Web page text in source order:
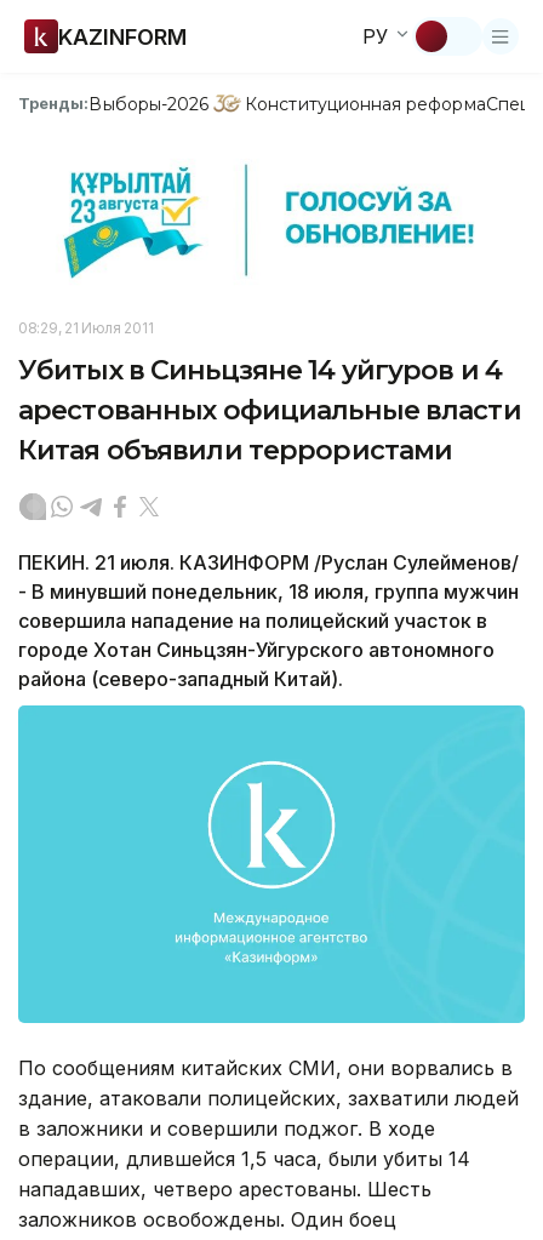
KAZINFORM РУ
Тренды:Выборы-2026 Конституционная реформа
08:29, 21 Июля 2011
Убитых в Синьцзяне 14 уйгуров и 4
арестованных официальные власти
Китая объявили террористами
ПЕКИН. 21 июля. КАЗИНФОРМ /Руслан Сулейменов/
- В минувший понедельник, 18 июля, группа мужчин
совершила нападение на полицейский участок в
городе Хотан Синьцзян-Уйгурского автономного
района (северо-западный Китай).
По сообщениям китайских СМИ, они ворвались в
здание, атаковали полицейских, захватили людей
в заложники и совершили поджог. В ходе
операции, длившейся 1,5 часа, были убиты 14
нападавших, четверо арестованы. Шесть
заложников освобождены. Один боец